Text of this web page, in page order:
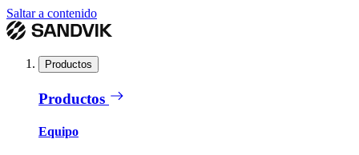
Saltar a contenido
Productos
Productos
Equipo